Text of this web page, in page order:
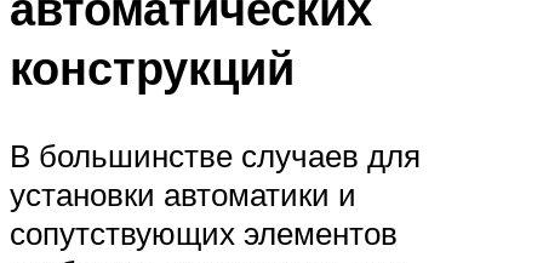
конструкций
В большинстве случаев для
установки автоматики и
сопутствующих элементов